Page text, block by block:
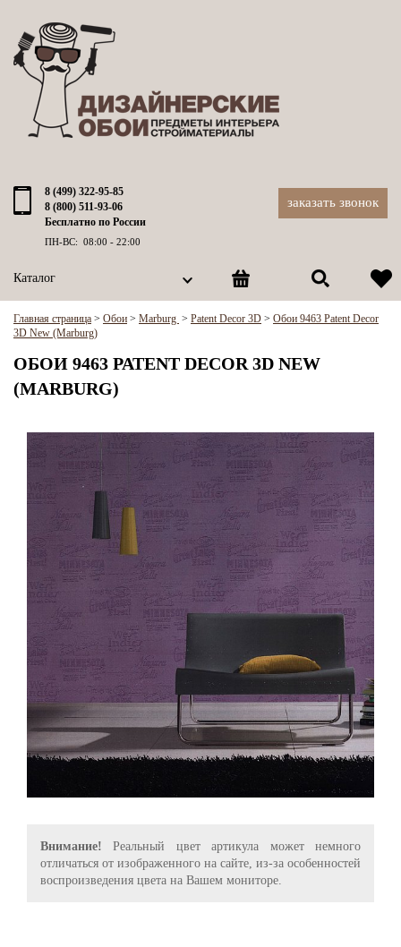
8 (499) 322-95-85
8 (800) 511-93-06
Бесплатно по России
ПН-ВС: 08:00 - 22:00
заказать звонок
Каталог
Главная страница > Обои > Marburg > Patent Decor 3D > Обои 9463 Patent Decor
3D New (Marburg)
ОБОИ 9463 PATENT DECOR 3D NEW
(MARBURG)
Внимание! Реальный цвет артикула может немного
отличаться от изображенного на сайте, из-за особенностей
воспроизведения цвета на Вашем мониторе.